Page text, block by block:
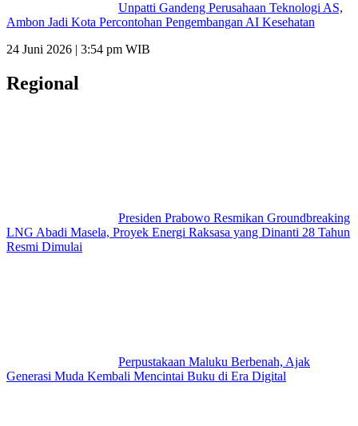
Unpatti Gandeng Perusahaan Teknologi AS,
Ambon Jadi Kota Percontohan Pengembangan AI Kesehatan
24 Juni 2026 | 3:54 pm WIB
Regional
Presiden Prabowo Resmikan Groundbreaking
LNG Abadi Masela, Proyek Energi Raksasa yang Dinanti 28 Tahun
Resmi Dimulai
Perpustakaan Maluku Berbenah, Ajak
Generasi Muda Kembali Mencintai Buku di Era Digital